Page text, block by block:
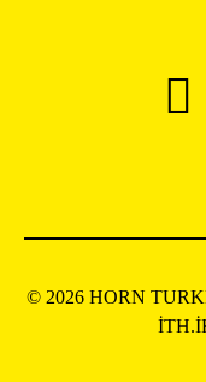
© 2026 HORN